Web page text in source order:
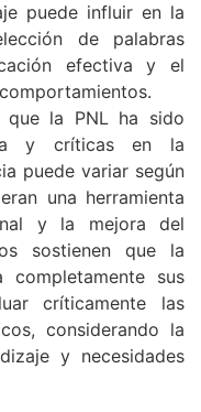
puede influir en la
de palabras
efectiva y el
que la PNL ha sido
y críticas en la
puede variar según
una herramienta
y la mejora del
sostienen que la
completamente sus
críticamente las
considerando la
y necesidades